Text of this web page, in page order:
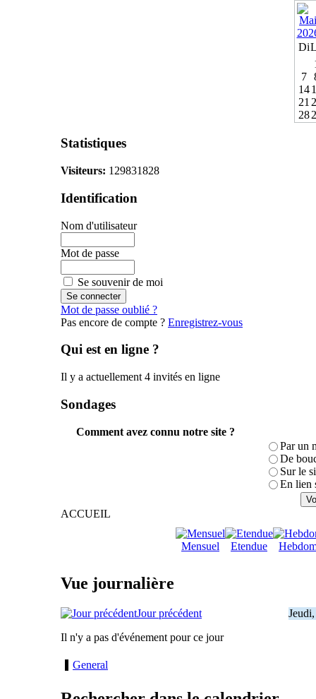
Di
7
14
21
28
Statistiques
Visiteurs: 129831828
Identification
Nom d'utilisateur
Mot de passe
Se souvenir de moi
Mot de passe oublié ?
Pas encore de compte ? Enregistrez-vous
Qui est en ligne ?
Il y a actuellement 4 invités en ligne
Sondages
Comment avez connu notre site ?
Par un
De
Sur le
En lien
ACCUEIL
Mensuel Etendue
Vue journalière
Jour précédent
Il n'y a pas d'événement pour ce jour
General